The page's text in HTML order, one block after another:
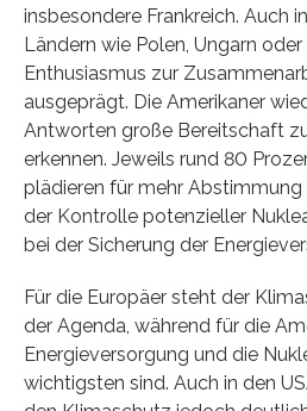
insbesondere Frankreich. Auch
Ländern wie Polen, Un­garn
Enthusiasmus zur
ausgeprägt. Die Amerikaner
Antworten große Bereitschaft
erken­nen. Jeweils rund 80
plädieren für mehr
der Kontrolle potenzieller
bei der Sicherung der
Für die Europäer steht der
der Agenda, während für die
Energieversorgung und die
wichtigsten sind. Auch in den